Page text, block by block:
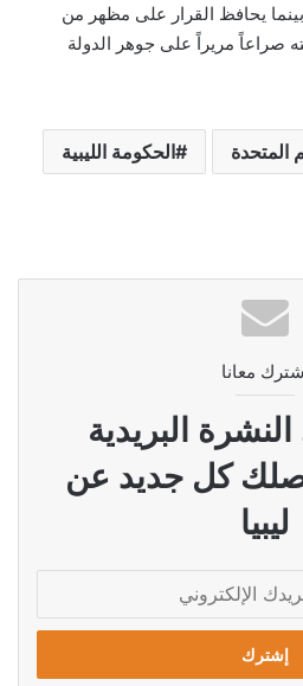
يحافظ القرار على مظهر من
صراعاً مريراً على جوهر الدولة
المتحدة الحكومة الليبية
معانا
البريدية
كل جديد عن
ليبيا